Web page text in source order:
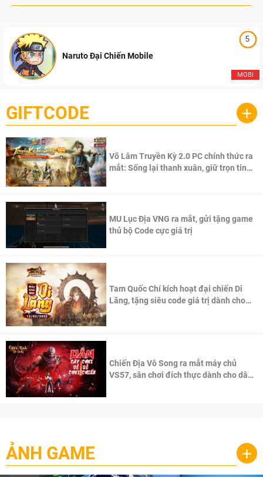
5
MOBI
Naruto Đại Chiến Mobile
GIFTCODE +
Võ Lâm Truyền Kỳ 2.0 PC chính thức ra
mắt: Sống lại thanh xuân, giữ trọn tinh
MU Lục Địa VNG ra mắt, gửi tặng game
thủ bộ Code cực giá trị
Tam Quốc Chí kích hoạt đại chiến Di
Lăng, tặng siêu code giá trị dành cho
Chiến Địa Vô Song ra mắt máy chủ
VS57, sân chơi đích thực dành cho dân
ẢNH GAME +